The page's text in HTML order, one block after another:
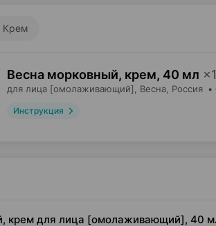
Крем
Весна морковный, крем, 40 мл ×1
для лица [омолаживающий], Весна , Россия •
Инструкция
крем для лица [омолаживающий], 40